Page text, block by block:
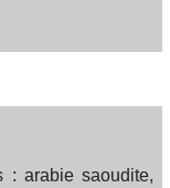
: arabie saoudite,